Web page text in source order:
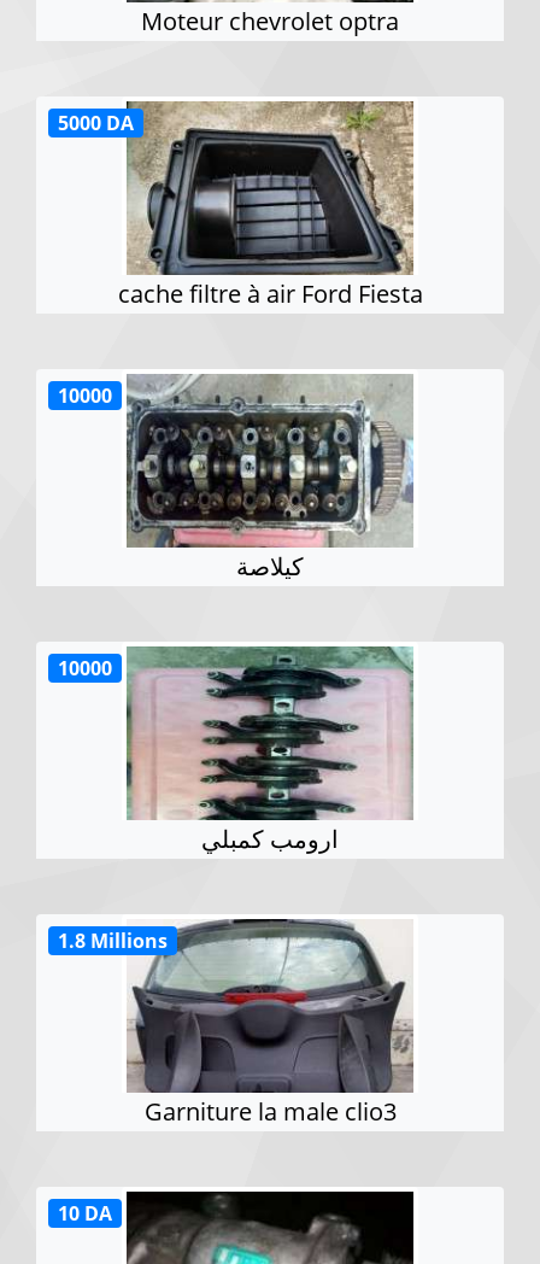
Moteur chevrolet optra
cache filtre à air Ford Fiesta
5000 DA
كيلاصة
10000
ارومب كمبلي
10000
Garniture la male clio3
1.8 Millions
10 DA